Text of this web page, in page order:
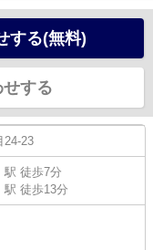
する(無料)
する
24-23
駅 徒歩7分
駅 徒歩13分